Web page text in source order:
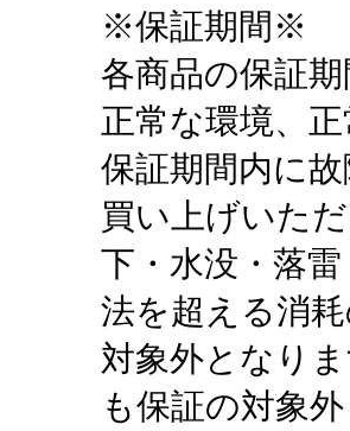
※保証期間※
各商品の保証
正常な環境、
保証期間内に
買い上げいた
下・水没・落
法を超える消
対象外となり
も保証の対象